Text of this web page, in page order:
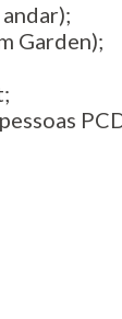
Garden);